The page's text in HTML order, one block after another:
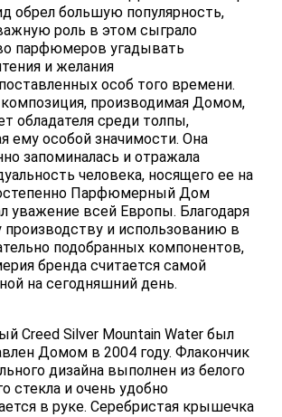
обрел большую популярность,
роль в этом сыграло
парфюмеров угадывать
и желания
особ того времени.
производимая Домом,
обладателя среди толпы,
ему особой значимости. Она
запоминалась и отражала
человека, носящего ее на
Парфюмерный Дом
уважение всей Европы. Благодаря
производству и использованию в
подобранных компонентов,
бренда считается самой
на сегодняшний день.
Creed Silver Mountain Water был
Домом в 2004 году. Флакончик
дизайна выполнен из белого
стекла и очень удобно
в руке. Серебристая крышечка